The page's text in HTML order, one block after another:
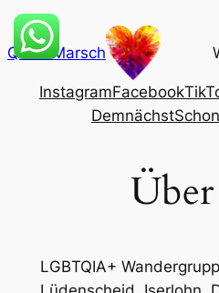
Zum
Inhalt
springen
QueerMarsch
InstagramFacebook
Demnächst
LGBTQIA+